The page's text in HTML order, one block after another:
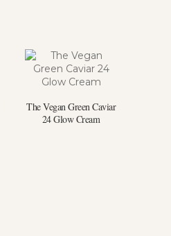
The Vegan Green Caviar
24 Glow Cream